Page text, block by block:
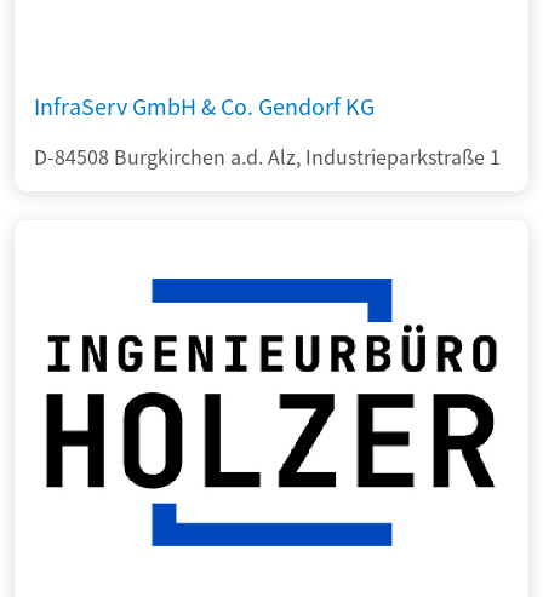
InfraServ GmbH & Co. Gendorf KG
D-84508 Burgkirchen a.d. Alz, Industrieparkstraße 1